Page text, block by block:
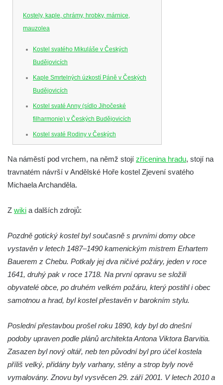
Kostely, kaple, chrámy, hrobky, márnice,
mauzolea
Kostel svatého Mikuláše v Českých
Budějovicích
Kaple Smrtelných úzkostí Páně v Českých
Budějovicích
Kostel svaté Anny (sídlo Jihočeské
filharmonie) v Českých Budějovicích
Kostel svaté Rodiny v Českých
Budějovicích
Kostel Obětování Panny Marie u kláštera
dominikánů v Českých Budějovicích
Kaple na křižovatce ulic Budějovická a
Bývalý kostel svatých Filipa a Jakuba na
náměstí J. V. Kamarýta ve Velešíně
Kaple na hřbitově ve Velešíně
Márnice na hřbitově ve Velešíně
Kostel svatého Václava ve Velešíně
Kostel svatého Ducha v poutním areálu
Římov
Křížová cesta Římov – XXV. kaple – Boží
hrob
Křížová cesta Římov – XXIV. kaple – Pieta
Na náměstí pod vrchem, na němž stojí zřícenina hradu, stojí na
travnatém návrší v Andělské Hoře kostel Zjevení svatého
Michaela Archanděla.
Z wiki a dalších zdrojů:
Pozdně gotický kostel byl současně s prvními domy obce
vystavěn v letech 1487–1490 kamenickým mistrem Erhartem
Bauerem z Chebu. Potkaly jej dva ničivé požáry, jeden v roce
1641, druhý pak v roce 1718. Na první opravu se složili
obyvatelé obce, po druhém velkém požáru, který postihl i obec
samotnou a hrad, byl kostel přestavěn v barokním stylu.
Poslední přestavbou prošel roku 1890, kdy byl do dnešní
podoby upraven podle plánů architekta Antona Viktora Barvitia.
Zasazen byl nový oltář, neb ten původní byl pro účel kostela
příliš velký, přidány byly varhany, stěny a strop byly nově
vymalovány. Znovu byl vysvěcen 29. září 2001. V letech 2010 a